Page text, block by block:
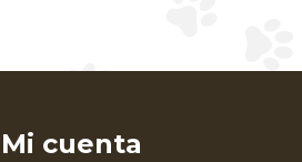
Mi cuenta